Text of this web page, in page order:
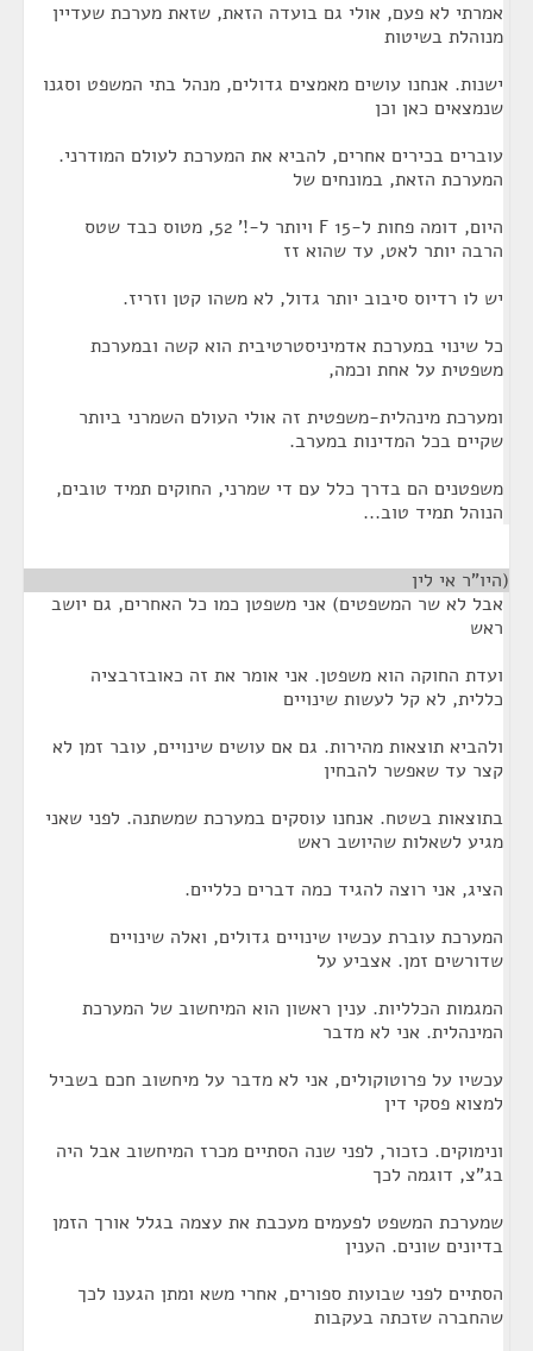
אמרתי לא פעם, אולי גם בועדה הזאת, שזאת מערכת שעדיין
מנוהלת בשיטות
ישנות. אנחנו עושים מאמצים גדולים, מנהל בתי המשפט וסגנו
שנמצאים כאן וכן
עוברים בכירים אחרים, להביא את המערכת לעולם המודרני.
המערכת הזאת, במונחים של
היום, דומה פחות ל-F 15 ויותר ל-!' 52, מטוס כבד שטס
הרבה יותר לאט, עד שהוא זז
יש לו רדיוס סיבוב יותר גדול, לא משהו קטן וזריז.
כל שינוי במערכת אדמיניסטרטיבית הוא קשה ובמערכת
משפטית על אחת וכמה,
ומערכת מינהלית-משפטית זה אולי העולם השמרני ביותר
שקיים בכל המדינות במערב.
משפטנים הם בדרך כלל עם די שמרני, החוקים תמיד טובים,
הנוהל תמיד טוב...
(היו"ר אי לין
אבל לא שר המשפטים) אני משפטן כמו כל האחרים, גם יושב
ראש
ועדת החוקה הוא משפטן. אני אומר את זה כאובזרבציה
כללית, לא קל לעשות שינויים
ולהביא תוצאות מהירות. גם אם עושים שינויים, עובר זמן לא
קצר עד שאפשר להבחין
בתוצאות בשטח. אנחנו עוסקים במערכת שמשתנה. לפני שאני
מגיע לשאלות שהיושב ראש
הציג, אני רוצה להגיד כמה דברים כלליים.
המערכת עוברת עכשיו שינויים גדולים, ואלה שינויים
שדורשים זמן. אצביע על
המגמות הכלליות. ענין ראשון הוא המיחשוב של המערכת
המינהלית. אני לא מדבר
עכשיו על פרוטוקולים, אני לא מדבר על מיחשוב חכם בשביל
למצוא פסקי דין
ונימוקים. כזכור, לפני שנה הסתיים מכרז המיחשוב אבל היה
בג"צ, דוגמה לכך
שמערכת המשפט לפעמים מעכבת את עצמה בגלל אורך הזמן
בדיונים שונים. הענין
הסתיים לפני שבועות ספורים, אחרי משא ומתן הגענו לכך
שהחברה שזכתה בעקבות